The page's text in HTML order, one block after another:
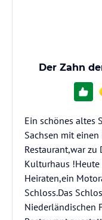
Der Zahn
Ein schönes altes
Sachsen mit
Restaurant,war zu
Kulturhaus
Heiraten,ein
Schloss.Das
Niederländischen